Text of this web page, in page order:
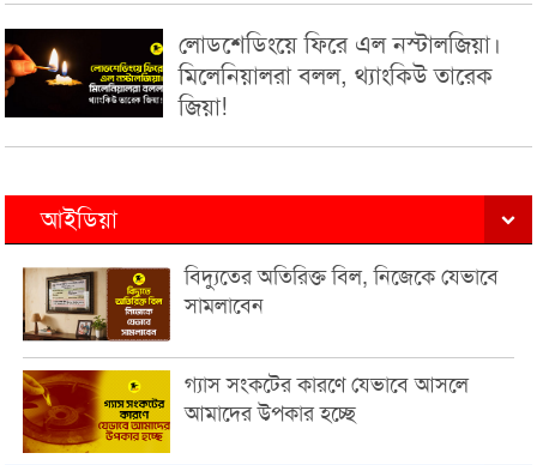
লোডশেডিংয়ে ফিরে এল নস্টালজিয়া।
মিলেনিয়ালরা বলল, থ্যাংকিউ তারেক
জিয়া!
আইডিয়া
বিদ্যুতের অতিরিক্ত বিল, নিজেকে যেভাবে
সামলাবেন
গ্যাস সংকটের কারণে যেভাবে আসলে
আমাদের উপকার হচ্ছে